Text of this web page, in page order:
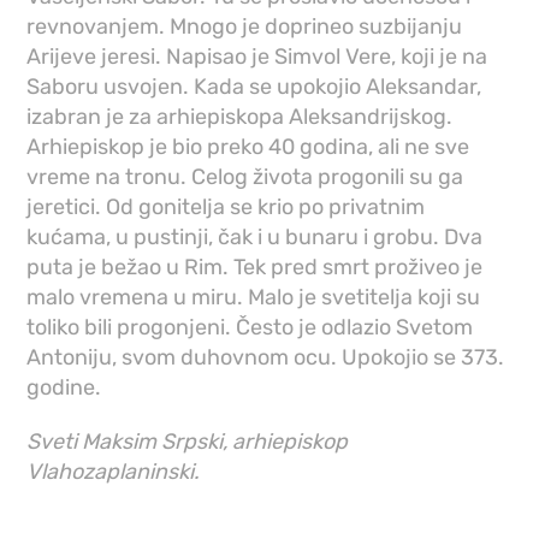
revnovanjem. Mnogo je doprineo suzbijanju
Arijeve jeresi. Napisao je Simvol Vere, koji je na
Saboru usvojen. Kada se upokojio Aleksandar,
izabran je za arhiepiskopa Aleksandrijskog.
Arhiepiskop je bio preko 40 godina, ali ne sve
vreme na tronu. Celog života progonili su ga
jeretici. Od gonitelja se krio po privatnim
kućama, u pustinji, čak i u bunaru i grobu. Dva
puta je bežao u Rim. Tek pred smrt proživeo je
malo vremena u miru. Malo je svetitelja koji su
toliko bili progonjeni. Često je odlazio Svetom
Antoniju, svom duhovnom ocu. Upokojio se 373.
godine.
Sveti Maksim Srpski, arhiepiskop
Vlahozaplaninski.